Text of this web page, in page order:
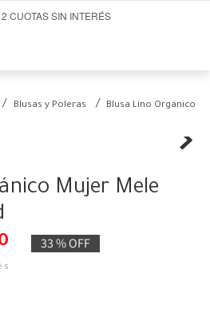
CUOTAS SIN INTERÉS
Blusas y Poleras
Blusa Lino Orgánico
Mujer Mele
33 %OFF